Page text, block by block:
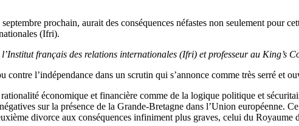
prochain, aurait des conséquences néfastes non seulement
(Ifri).
français des relations internationales (Ifri) et professeur au King’s
l’indépendance dans un scrutin qui s’annonce comme très serré et
économique et financière comme de la logique politique et
sur la présence de la Grande-Bretagne dans l’Union européenne.
divorce aux conséquences infiniment plus graves, celui du Royaume